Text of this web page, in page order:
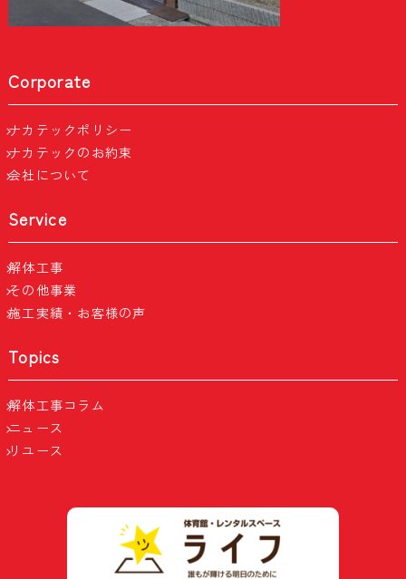
Corporate
ナカテックポリシー
ナカテックのお約束
会社について
Service
解体工事
その他事業
施工実績・お客様の声
Topics
解体工事コラム
ニュース
リユース